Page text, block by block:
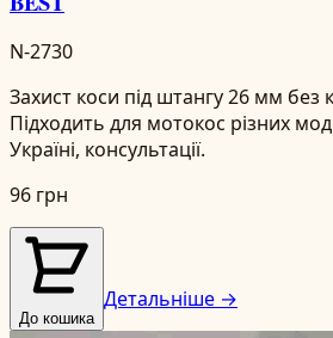
N-2730
Захист коси під штангу 26 мм без
Підходить для мотокос різних
Україні, консультації.
96 грн
До кошика
Детальніше →